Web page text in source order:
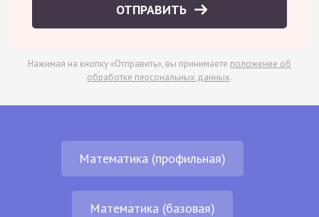
ОТПРАВИТЬ
Нажимая на кнопку «Отправить», вы принимаете положение об
обработке персональных данных.
Математика (профильная)
Математика (базовая)